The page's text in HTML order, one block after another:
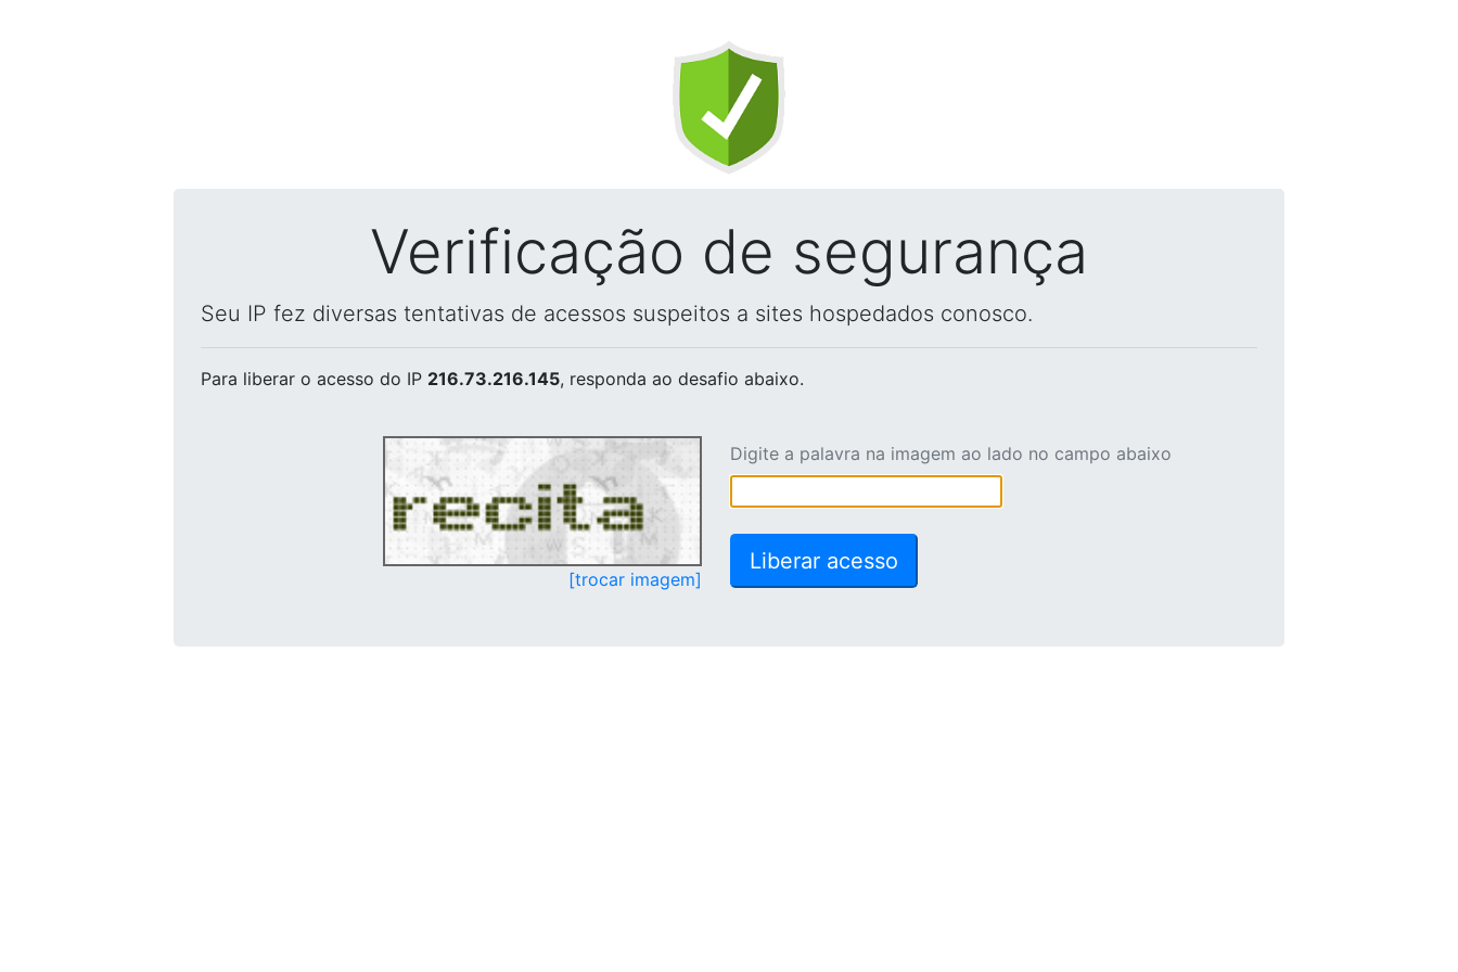
Verificação de segurança
Seu IP fez diversas tentativas de acessos suspeitos a sites hospedados conosco.
Para liberar o acesso do IP 216.73.216.145, responda ao desafio abaixo.
[trocar imagem]
Digite a palavra na imagem ao lado no campo abaixo